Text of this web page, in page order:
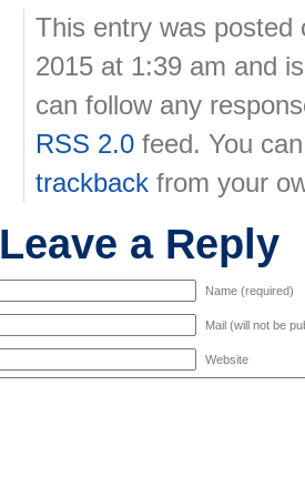
This entry was posted
2015 at 1:39 am and
can follow any
RSS 2.0 feed. You
trackback from your
Leave a Reply
Name (required)
Mail (will not be
Website